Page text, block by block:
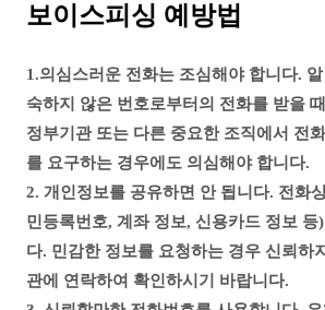
보이스피싱 예방법
1.의심스러운 전화는 조심해야 합니다.
숙하지 않은 번호로부터의 전화를 받을
정부기관 또는 다른 중요한 조직에서 전
를 요구하는 경우에도 의심해야 합니다.
2. 개인정보를 공유하면 안 됩니다. 전화
민등록번호, 계좌 정보, 신용카드 정보 등
다. 민감한 정보를 요청하는 경우 신뢰하
관에 연락하여 확인하시기 바랍니다.